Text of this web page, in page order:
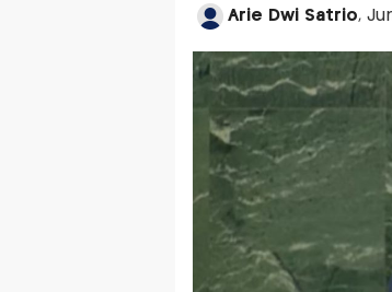
Arie Dwi Satrio,